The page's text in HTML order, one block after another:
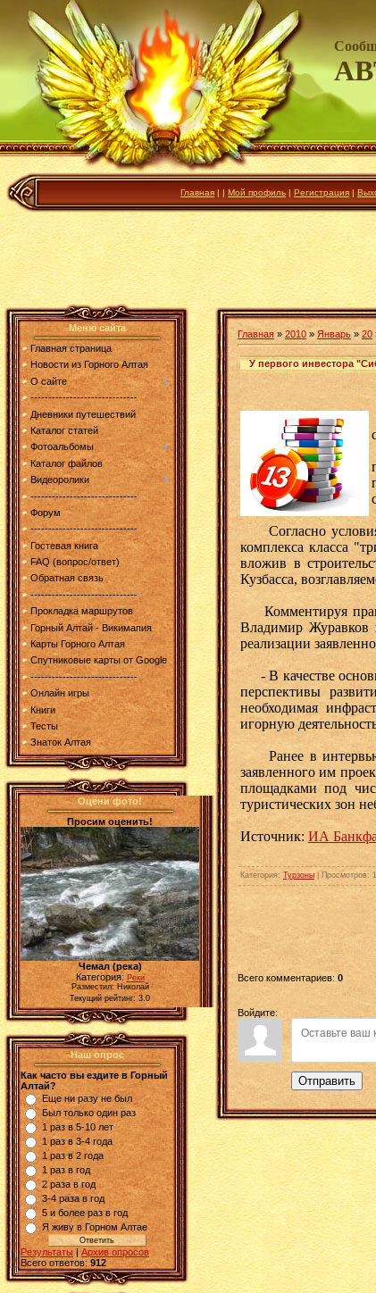
Главная | | Мой профиль | Регистрация |
Меню сайта
Главная страница
Новости из Горного Алтая
О сайте
------------------------------
Дневники путешествий
Каталог статей
Фотоальбомы
Каталог файлов
Видеоролики
------------------------------
Форум
------------------------------
Гостевая книга
FAQ (вопрос/ответ)
Обратная связь
------------------------------
Прокладка маршрутов
Горный Алтай - Викимапия
Карты Горного Алтая
Спутниковые карты от Google
------------------------------
Онлайн игры
Книги
Тесты
Знаток Алтая
Оцени фото!
Просим оценить!
Чемал (река)
Категория: Реки
Разместил: Николай
Текущий рейтинг: 3.0
Наш опрос
Как часто вы ездите в Горный
Алтай?
Еще ни разу не был
Был только один раз
1 раз в 5-10 лет
1 раз в 3-4 года
1 раз в 2 года
1 раз в год
2 раза в год
3-4 раза в год
5 и более раз в год
Я живу в Горном Алтае
Результаты |Архив опросов
Всего ответов: 912
Главная » 2010 » Январь » 20
У первого инвестора
Согласно
комплекса класса
вложив в
Кузбасса,
Комментируя
Владимир Журавков
реализации
- В качестве
перспективы
необходимая
игорную
Ранее в интервью
заявленного им
площадками под
туристических зон
Источник: ИА
Категория: Турзоны Просмотров:
Всего комментариев: 0
Войдите:
Отправить